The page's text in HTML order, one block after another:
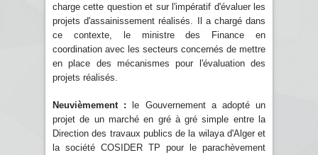
charge cette question et sur l'impératif d'évaluer les
projets d'assainissement réalisés. Il a chargé dans
ce contexte, le ministre des Finance en
coordination avec les secteurs concernés de mettre
en place des mécanismes pour l'évaluation des
projets réalisés.
Neuvièmement : le Gouvernement a adopté un
projet de un marché en gré à gré simple entre la
Direction des travaux publics de la wilaya d'Alger et
la société COSIDER TP pour le parachèvement